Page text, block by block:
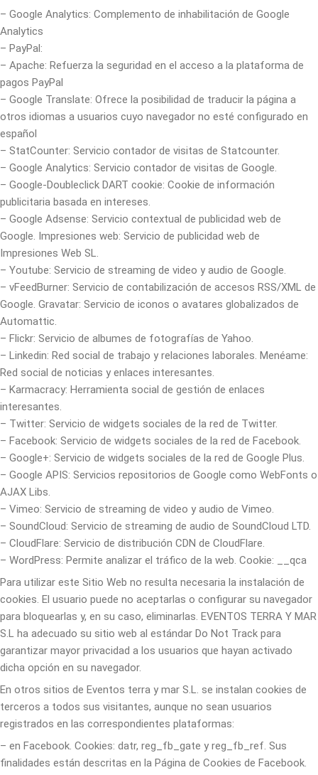
– Google Analytics: Complemento de inhabilitación de Google
Analytics
– PayPal:
– Apache: Refuerza la seguridad en el acceso a la plataforma de
pagos PayPal
– Google Translate: Ofrece la posibilidad de traducir la página a
otros idiomas a usuarios cuyo navegador no esté configurado en
español
– StatCounter: Servicio contador de visitas de Statcounter.
– Google Analytics: Servicio contador de visitas de Google.
– Google-Doubleclick DART cookie: Cookie de información
publicitaria basada en intereses.
– Google Adsense: Servicio contextual de publicidad web de
Google. Impresiones web: Servicio de publicidad web de
Impresiones Web SL.
– Youtube: Servicio de streaming de video y audio de Google.
– vFeedBurner: Servicio de contabilización de accesos RSS/XML de
Google. Gravatar: Servicio de iconos o avatares globalizados de
Automattic.
– Flickr: Servicio de albumes de fotografías de Yahoo.
– Linkedin: Red social de trabajo y relaciones laborales. Menéame:
Red social de noticias y enlaces interesantes.
– Karmacracy: Herramienta social de gestión de enlaces
interesantes.
– Twitter: Servicio de widgets sociales de la red de Twitter.
– Facebook: Servicio de widgets sociales de la red de Facebook.
– Google+: Servicio de widgets sociales de la red de Google Plus.
– Google APIS: Servicios repositorios de Google como WebFonts o
AJAX Libs.
– Vimeo: Servicio de streaming de video y audio de Vimeo.
– SoundCloud: Servicio de streaming de audio de SoundCloud LTD.
– CloudFlare: Servicio de distribución CDN de CloudFlare.
– WordPress: Permite analizar el tráfico de la web. Cookie: __qca
Para utilizar este Sitio Web no resulta necesaria la instalación de
cookies. El usuario puede no aceptarlas o configurar su navegador
para bloquearlas y, en su caso, eliminarlas. EVENTOS TERRA Y MAR
S.L ha adecuado su sitio web al estándar Do Not Track para
garantizar mayor privacidad a los usuarios que hayan activado
dicha opción en su navegador.
En otros sitios de Eventos terra y mar S.L. se instalan cookies de
terceros a todos sus visitantes, aunque no sean usuarios
registrados en las correspondientes plataformas:
– en Facebook. Cookies: datr, reg_fb_gate y reg_fb_ref. Sus
finalidades están descritas en la Página de Cookies de Facebook.